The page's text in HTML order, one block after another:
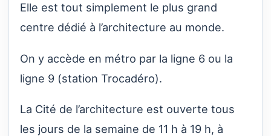
Elle est tout simplement le plus grand
centre dédié à l’architecture au monde.
On y accède en métro par la ligne 6 ou la
ligne 9 (station Trocadéro).
La Cité de l’architecture est ouverte tous
les jours de la semaine de 11 h à 19 h, à